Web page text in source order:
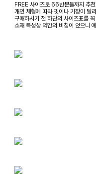
FREE 사이즈로 66반분들까지 추
개인 체형에 따라 핏이나 기장이 달
구매하시기 전 하단의 사이즈표를
소재 특성상 약간의 비침이 있으니